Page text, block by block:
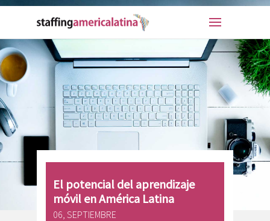
El potencial del aprendizaje
móvil en América Latina
06, SEPTIEMBRE